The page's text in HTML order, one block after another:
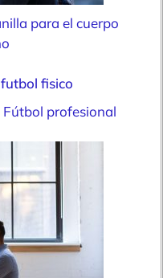
para el cuerpo
profesional